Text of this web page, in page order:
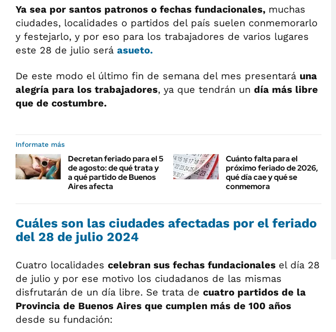
Ya sea por santos patronos o fechas fundacionales, muchas
ciudades, localidades o partidos del país suelen conmemorarlo
y festejarlo, y por eso para los trabajadores de varios lugares
este 28 de julio será asueto.
De este modo el último fin de semana del mes presentará una
alegría para los trabajadores, ya que tendrán un día más libre
que de costumbre.
Informate más
Decretan feriado para el 5
de agosto: de qué trata y
a qué partido de Buenos
Aires afecta
Cuánto falta para el
próximo feriado de 2026,
qué día cae y qué se
conmemora
Cuáles son las ciudades afectadas por el feriado
del 28 de julio 2024
Cuatro localidades celebran sus fechas fundacionales el día 28
de julio y por ese motivo los ciudadanos de las mismas
disfrutarán de un día libre. Se trata de cuatro partidos de la
Provincia de Buenos Aires que cumplen más de 100 años
desde su fundación: